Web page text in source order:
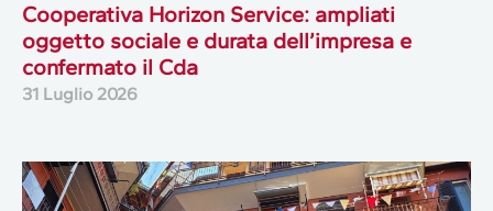
Cooperativa Horizon Service: ampliati
oggetto sociale e durata dell’impresa e
confermato il Cda
31 Luglio 2026